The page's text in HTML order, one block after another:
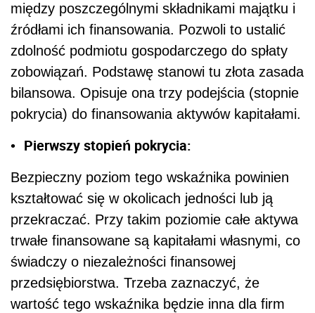
między poszczególnymi składnikami majątku i
źródłami ich finansowania. Pozwoli to ustalić
zdolność podmiotu gospodarczego do spłaty
zobowiązań. Podstawę stanowi tu złota zasada
bilansowa. Opisuje ona trzy podejścia (stopnie
pokrycia) do finansowania aktywów kapitałami.
• Pierwszy stopień pokrycia:
Bezpieczny poziom tego wskaźnika powinien
kształtować się w okolicach jedności lub ją
przekraczać. Przy takim poziomie całe aktywa
trwałe finansowane są kapitałami własnymi, co
świadczy o niezależności finansowej
przedsiębiorstwa. Trzeba zaznaczyć, że
wartość tego wskaźnika będzie inna dla firm